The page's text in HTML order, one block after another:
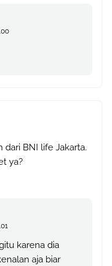
dari BNI life Jakarta.
ya?
karena dia
aja biar